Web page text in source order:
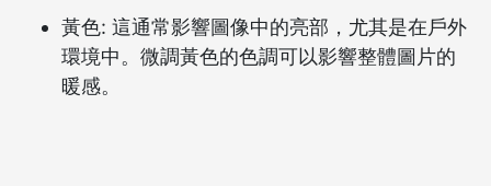
黃色: 這通常影響圖像中的亮部，尤其是在戶外
環境中。微調黃色的色調可以影響整體圖片的
暖感。